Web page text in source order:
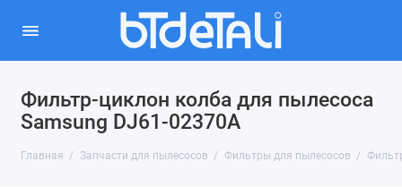
Фильтр-циклон колба для пылесоса
Samsung DJ61-02370A
Главная Запчасти для пылесосов Фильтры для пылесосов